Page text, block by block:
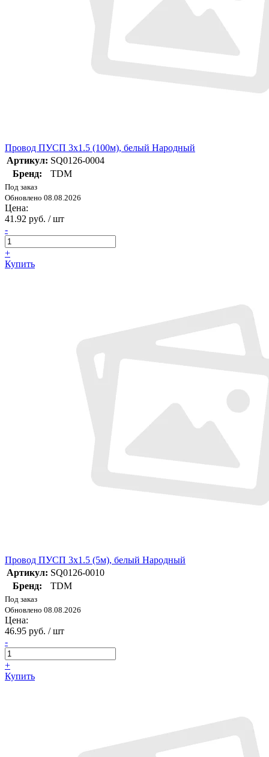
Провод ПУСП 3х1.5 (100м), белый Народный
Артикул: SQ0126-0004
Бренд:
TDM
Под заказ
Обновлено 08.08.2026
Цена:
41.92 руб. / шт
-
+
Купить
Провод ПУСП 3х1.5 (5м), белый Народный
Артикул: SQ0126-0010
Бренд:
TDM
Под заказ
Обновлено 08.08.2026
Цена:
46.95 руб. / шт
-
+
Купить